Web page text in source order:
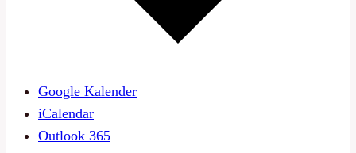
Google Kalender
iCalendar
Outlook 365